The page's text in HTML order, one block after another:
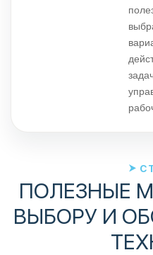
ПОЛЕЗНЫЕ
ВЫБОРУ И